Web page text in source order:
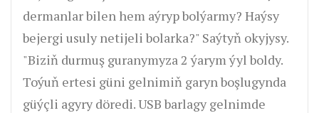
dermanlar bilen hem aýryp bolýarmy? Haýsy
bejergi usuly netijeli bolarka?" Saýtyň okyjysy.
"Biziň durmuş guranymyza 2 ýarym ýyl boldy.
Toýuň ertesi güni gelnimiň garyn boşlugynda
güýçli agyry döredi. USB barlagy gelnimde